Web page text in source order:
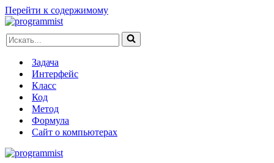
Перейти к содержимому
Искать...
Задача
Интерфейс
Класс
Код
Метод
Формула
Сайт о компьютерах